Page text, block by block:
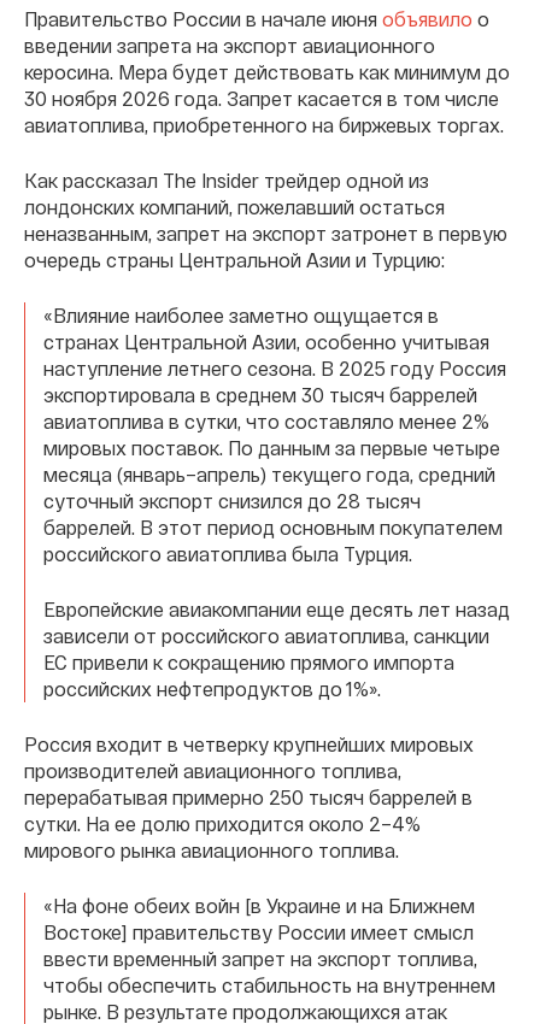
Правительство России в начале июня объявило о
введении запрета на экспорт авиационного
керосина. Мера будет действовать как минимум до
30 ноября 2026 года. Запрет касается в том числе
авиатоплива, приобретенного на биржевых торгах.
Как рассказал The Insider трейдер одной из
лондонских компаний, пожелавший остаться
неназванным, запрет на экспорт затронет в первую
очередь страны Центральной Азии и Турцию:
«Влияние наиболее заметно ощущается в
странах Центральной Азии, особенно учитывая
наступление летнего сезона. В 2025 году Россия
экспортировала в среднем 30 тысяч баррелей
авиатоплива в сутки, что составляло менее 2%
мировых поставок. По данным за первые четыре
месяца (январь–апрель) текущего года, средний
суточный экспорт снизился до 28 тысяч
баррелей. В этот период основным покупателем
российского авиатоплива была Турция.
Европейские авиакомпании еще десять лет назад
зависели от российского авиатоплива, санкции
ЕС привели к сокращению прямого импорта
российских нефтепродуктов до 1%».
Россия входит в четверку крупнейших мировых
производителей авиационного топлива,
перерабатывая примерно 250 тысяч баррелей в
сутки. На ее долю приходится около 2–4%
мирового рынка авиационного топлива.
«На фоне обеих войн [в Украине и на Ближнем
Востоке] правительству России имеет смысл
ввести временный запрет на экспорт топлива,
чтобы обеспечить стабильность на внутреннем
рынке. В результате продолжающихся атак